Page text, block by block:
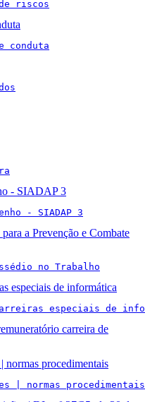
riscos
conduta
- SIADAP 3
- SIADAP 3
a Prevenção e Combate
no Trabalho
especiais de informática
especiais de
carreira de
normas procedimentais
| normas procedimentais